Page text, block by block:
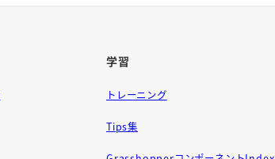
学習
トレーニング
Tips集